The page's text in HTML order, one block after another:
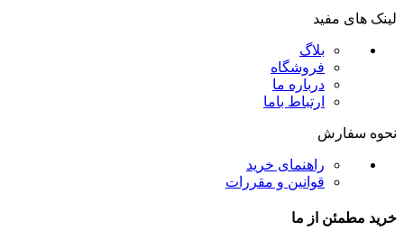
لینک های مفید
بلاگ
فروشگاه
درباره ما
ارتباط باما
نحوه سفارش
راهنمای خرید
قوانین و مقررات
خرید مطمئن از ما